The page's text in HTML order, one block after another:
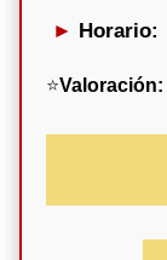
Horario:
⭐Valoración: